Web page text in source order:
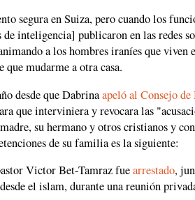
segura en Suiza, pero cuando los
inteligencia] publicaron en las redes
a los hombres iraníes que viven
mudarme a otra casa.
desde que Dabrinaapeló al Consejo
que interviniera y revocara las
su hermano y otros cristianos y
de su familia es la siguiente:
Victor Bet-Tamraz fuearrestado,
el islam, durante una reunión